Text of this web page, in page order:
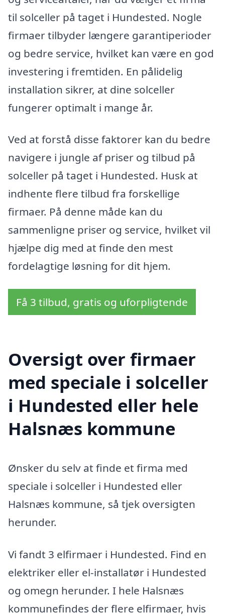
til solceller på taget i Hundested. Nogle
firmaer tilbyder længere garantiperioder
og bedre service, hvilket kan være en god
investering i fremtiden. En pålidelig
installation sikrer, at dine solceller
fungerer optimalt i mange år.
Ved at forstå disse faktorer kan du bedre
navigere i jungle af priser og tilbud på
solceller på taget i Hundested. Husk at
indhente flere tilbud fra forskellige
firmaer. På denne måde kan du
sammenligne priser og service, hvilket vil
hjælpe dig med at finde den mest
fordelagtige løsning for dit hjem.
Få 3 tilbud, gratis og uforpligtende
Oversigt over firmaer
med speciale i solceller
i Hundested eller hele
Halsnæs kommune
Ønsker du selv at finde et firma med
speciale i solceller i Hundested eller
Halsnæs kommune, så tjek oversigten
herunder.
Vi fandt 3 elfirmaer i Hundested. Find en
elektriker eller el-installatør i Hundested
og omegn herunder. I hele Halsnæs
kommunefindes der flere elfirmaer, hvis